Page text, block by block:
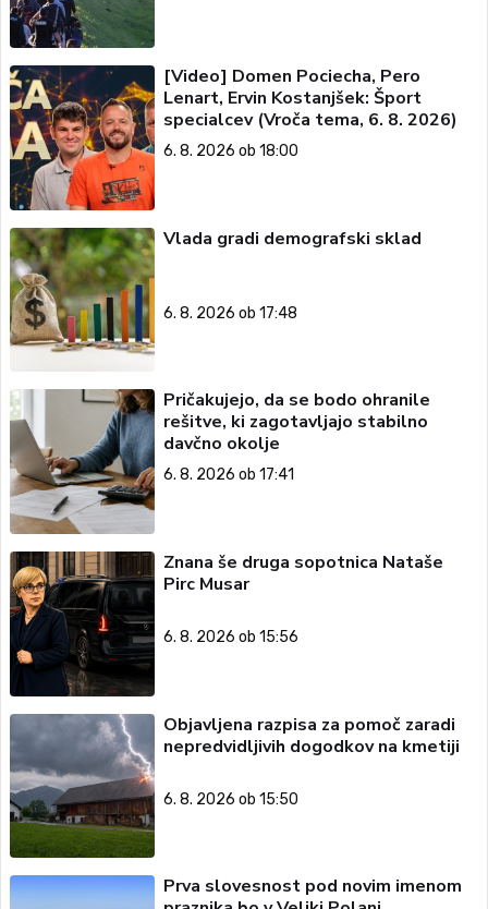
[Video] Domen Pociecha, Pero
Lenart, Ervin Kostanjšek: Šport
specialcev (Vroča tema, 6. 8. 2026)
6. 8. 2026 ob 18:00
Vlada gradi demografski sklad
6. 8. 2026 ob 17:48
Pričakujejo, da se bodo ohranile
rešitve, ki zagotavljajo stabilno
davčno okolje
6. 8. 2026 ob 17:41
Znana še druga sopotnica Nataše
Pirc Musar
6. 8. 2026 ob 15:56
Objavljena razpisa za pomoč zaradi
nepredvidljivih dogodkov na kmetiji
6. 8. 2026 ob 15:50
Prva slovesnost pod novim imenom